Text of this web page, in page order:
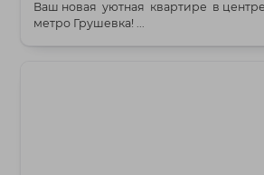
Ваш новая уютная квартире в
метро Грушевка! ...